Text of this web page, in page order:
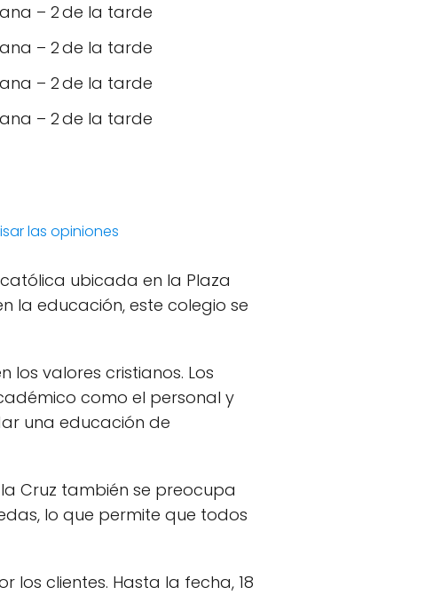
– 2 de la tarde
– 2 de la tarde
– 2 de la tarde
– 2 de la tarde
las opiniones
ubicada en la Plaza
la educación, este colegio se
valores cristianos. Los
como el personal y
una educación de
Cruz también se preocupa
lo que permite que todos
clientes. Hasta la fecha, 18